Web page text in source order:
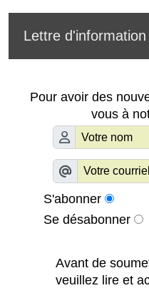
Lettre d'information
Pour avoir des
vous à
S'abonner
Se désabonner
Avant de
veuillez lire et